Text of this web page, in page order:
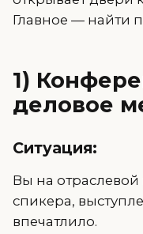
Главное — найти
1)
деловое
Ситуация:
Вы на
спикера,
впечатлило.